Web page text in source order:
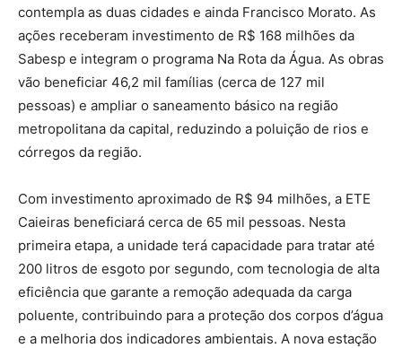
contempla as duas cidades e ainda Francisco Morato. As
ações receberam investimento de R$ 168 milhões da
Sabesp e integram o programa Na Rota da Água. As obras
vão beneficiar 46,2 mil famílias (cerca de 127 mil
pessoas) e ampliar o saneamento básico na região
metropolitana da capital, reduzindo a poluição de rios e
córregos da região.
Com investimento aproximado de R$ 94 milhões, a ETE
Caieiras beneficiará cerca de 65 mil pessoas. Nesta
primeira etapa, a unidade terá capacidade para tratar até
200 litros de esgoto por segundo, com tecnologia de alta
eficiência que garante a remoção adequada da carga
poluente, contribuindo para a proteção dos corpos d’água
e a melhoria dos indicadores ambientais. A nova estação